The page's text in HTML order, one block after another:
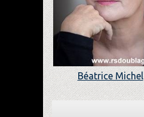
Béatrice Michel